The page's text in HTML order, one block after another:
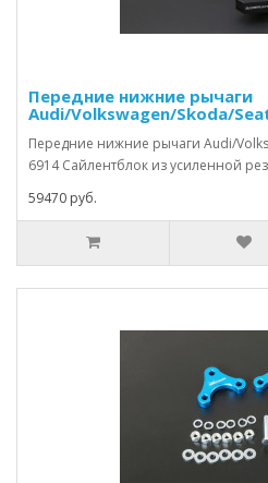
Передние нижние рычаги
Audi/Volkswagen/Skoda/
Передние нижние рычаги Audi/
6914 Сайлентблок из усиленной
59470 руб.